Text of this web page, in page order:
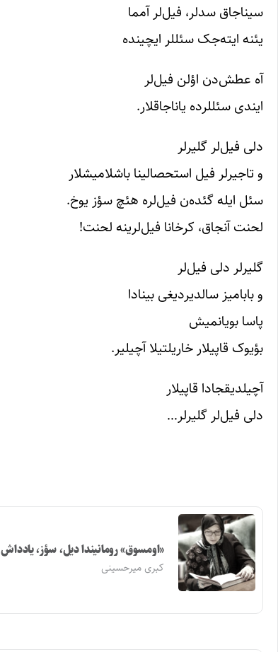
سیناجاق سدلر، فیل‌لر آمما
یئنه ایته‌جک سئللر ایچینده
آه عطش‌دن اؤلن فیل‌لر
ایندی سئللرده یاناجاقلار.
دلی فیل‌لر گلیرلر
و تاجیرلر فیل استحصالینا باشلامیشلار
سئل ایله گئده‌ن فیل‌لره هئچ سؤز یوخ.
لحنت آنجاق، کرخانا فیل‌لرینه لحنت!
گلیرلر دلی فیل‌لر
و بابامیز سالدیردیغی بینادا
پاسا بویانمیش
بؤیوک قاپیلار خاریلتیلا آچیلیر.
آچیلدیقجادا قاپیلار
دلی فیل‌لر گلیرلر…
«اومسوق» رومانیندا دیل، سؤز، یادداش
کبری میرحسینی